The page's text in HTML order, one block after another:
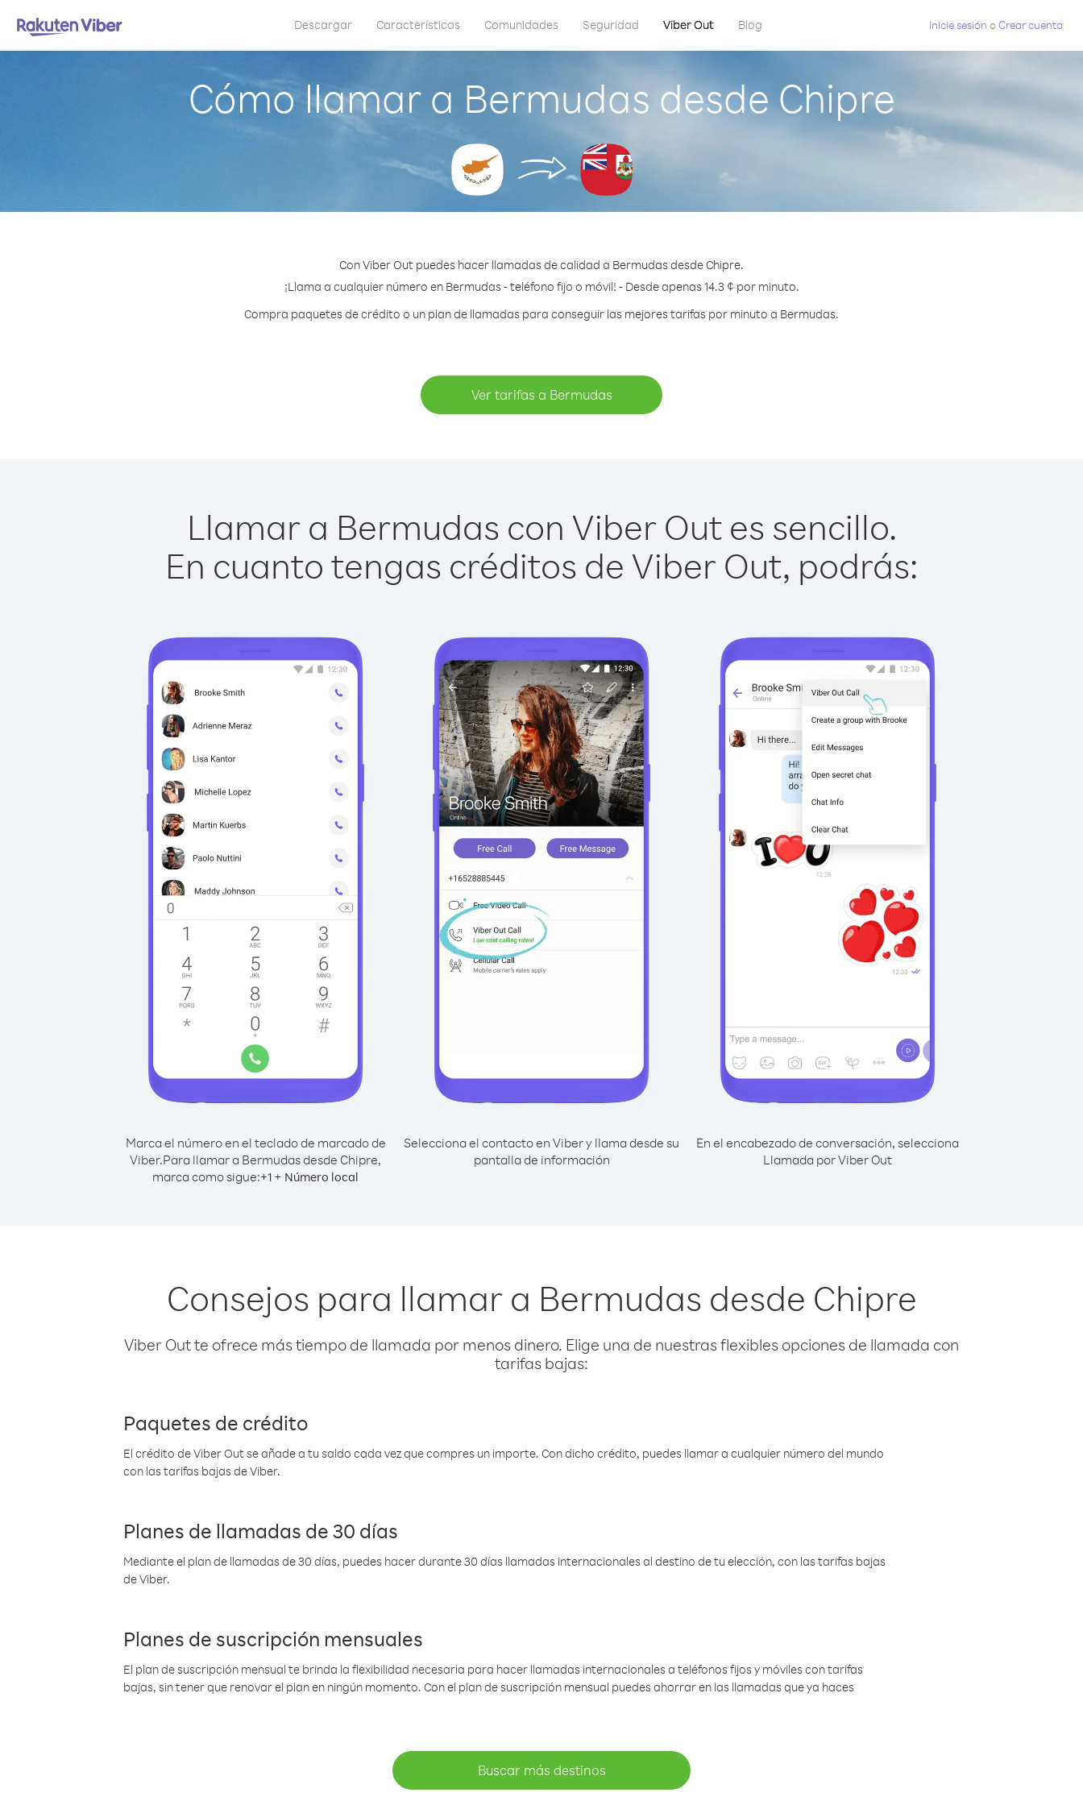
Descargar Características Comunidades Seguridad Viber Out Blog Inicie sesión oCrear cuenta
Cómo llamar a Bermudas desde Chipre
Con Viber Out puedes hacer llamadas de calidad a Bermudas desde Chipre.
¡Llama a cualquier número en Bermudas - teléfono fijo o móvil! - Desde apenas 14.3 ¢ por minuto.
Compra paquetes de crédito o un plan de llamadas para conseguir las mejores tarifas por minuto a Bermudas.
Ver tarifas a Bermudas
Llamar a Bermudas con Viber Out es sencillo.
En cuanto tengas créditos de Viber Out, podrás:
Marca el número en el teclado de marcado de
Viber.Para llamar a Bermudas desde Chipre,
marca como sigue:+1 + Número local
Selecciona el contacto en Viber y llama desde su
pantalla de información
En el encabezado de conversación, selecciona
Llamada por Viber Out
Consejos para llamar a Bermudas desde Chipre
Viber Out te ofrece más tiempo de llamada por menos dinero. Elige una de nuestras flexibles opciones de llamada con
tarifas bajas:
Paquetes de crédito
El crédito de Viber Out se añade a tu saldo cada vez que compres un importe. Con dicho crédito, puedes llamar a cualquier número del mundo
con las tarifas bajas de Viber.
Planes de llamadas de 30 días
Mediante el plan de llamadas de 30 días, puedes hacer durante 30 días llamadas internacionales al destino de tu elección, con las tarifas bajas
de Viber.
Planes de suscripción mensuales
El plan de suscripción mensual te brinda la flexibilidad necesaria para hacer llamadas internacionales a teléfonos fijos y móviles con tarifas
bajas, sin tener que renovar el plan en ningún momento. Con el plan de suscripción mensual puedes ahorrar en las llamadas que ya haces
Buscar más destinos